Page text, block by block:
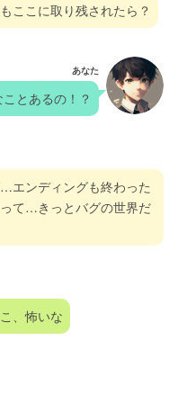
ここに取り残されたら？
あなた
とあるの！？
エンディングも終わった
て…きっとバグの世界だ
、怖いな